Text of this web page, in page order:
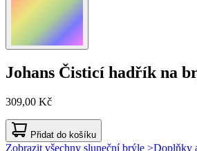
Johans Čisticí hadřík na
309,00 Kč
Přidat do košíku
Zobrazit všechny sluneční brýle >Doplňky